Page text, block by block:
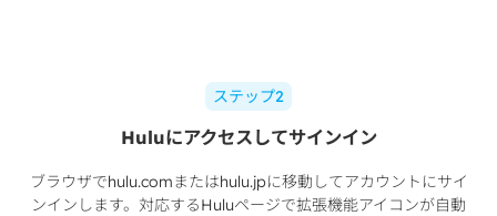
ステップ2
Huluにアクセスしてサインイン
ブラウザでhulu.comまたはhulu.jpに移動してアカウントにサイ
ンインします。対応するHuluページで拡張機能アイコンが自動